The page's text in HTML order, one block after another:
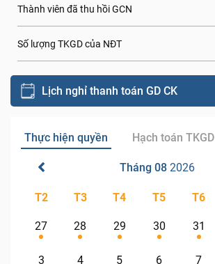
Thành viên đã thu hồi GCN
Số lượng TKGD của NĐT
Lịch nghỉ thanh toán GD CK
Thực hiện quyền Hạch toán TKGD
Tháng 08 2026
T2 T3 T4 T5 T6
27 28 29 30 31
3 4 5 6 7